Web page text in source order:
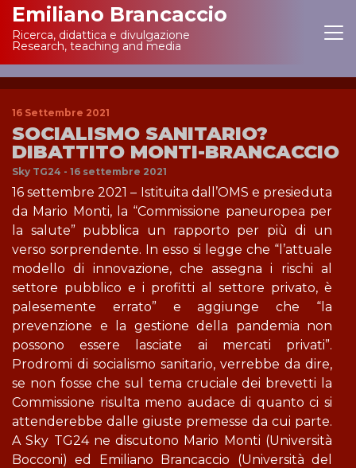
Main Navigation
Emiliano Brancaccio
Ricerca, didattica e divulgazione
Research, teaching and media
16 Settembre 2021
SOCIALISMO SANITARIO?
DIBATTITO MONTI-BRANCACCIO
Sky TG24 - 16 settembre 2021
16 settembre 2021 – Istituita dall’OMS e presieduta
da Mario Monti, la “Commissione paneuropea per
la salute” pubblica un rapporto per più di un
verso sorprendente. In esso si legge che “l’attuale
modello di innovazione, che assegna i rischi al
settore pubblico e i profitti al settore privato, è
palesemente errato” e aggiunge che “la
prevenzione e la gestione della pandemia non
possono essere lasciate ai mercati privati”.
Prodromi di socialismo sanitario, verrebbe da dire,
se non fosse che sul tema cruciale dei brevetti la
Commissione risulta meno audace di quanto ci si
attenderebbe dalle giuste premesse da cui parte.
A Sky TG24 ne discutono Mario Monti (Università
Bocconi) ed Emiliano Brancaccio (Università del